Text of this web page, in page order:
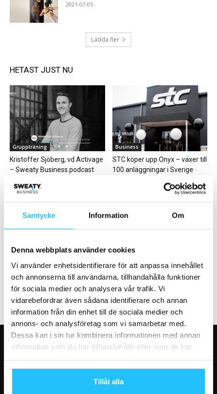
Samtycke Information Om
Denna webbplats använder cookies
Vi använder enhetsidentifierare för att anpassa innehållet
och annonserna till användarna, tillhandahålla funktioner
för sociala medier och analysera vår trafik. Vi
vidarebefordrar även sådana identifierare och annan
information från din enhet till de sociala medier och
annons- och analysföretag som vi samarbetar med.
Dessa kan i sin tur kombinera informationen med annan
information som du har tillhandahållit eller som de har
Tillåt alla
2021-07-05
Ladda fler
HETAST JUST NU
Gruppträning
Kristoffer Sjöberg, vd Activage
– Sweaty Business podcast
Business
STC köper upp Onyx – växer till
100 anläggningar i Sverige
Försäljning
för ”vågen”?
Business
att dubbla tillväxten
VÅRA FAVORITER
Nike satsar på hybridträning när Hyrox formar
nästa stora kategori